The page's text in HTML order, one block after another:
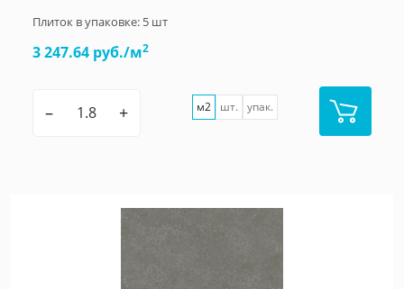
Плиток в упаковке: 5 шт
3 247.64 руб./м2
– + м2 шт. упак.